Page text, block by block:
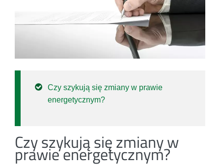
Czy szykują się zmiany w prawie
energetycznym?
Czy szykują się zmiany w
prawie energetycznym?